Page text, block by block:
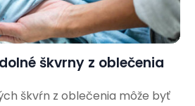
škvrny z oblečenia
škvŕn z oblečenia môže byť